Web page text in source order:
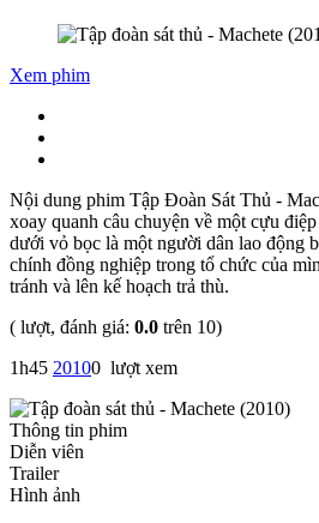
Xem phim
Nội dung phim Tập Đoàn Sát Thủ -
xoay quanh câu chuyện về một cựu
dưới vỏ bọc là một người dân lao động
chính đồng nghiệp trong tổ chức của
tránh và lên kế hoạch trả thù.
( lượt, đánh giá: 0.0 trên 10)
1h45
0 lượt xem
Thông tin phim
Diễn viên
Trailer
Hình ảnh